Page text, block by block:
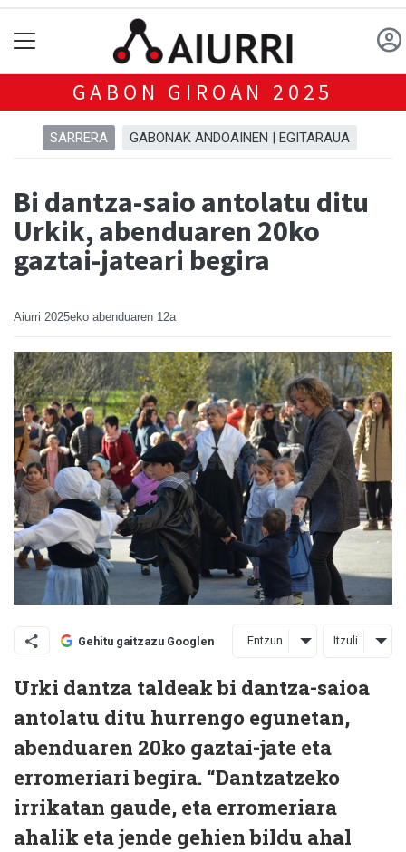
GABON GIROAN 2025
SARRERA GABONAK ANDOAINEN | EGITARAUA
Bi dantza-saio antolatu ditu
Urkik, abenduaren 20ko
gaztai-jateari begira
Aiurri 2025eko abenduaren 12a
Gehitu gaitzazu Googlen Entzun Itzuli
Urki dantza taldeak bi dantza-saioa
antolatu ditu hurrengo egunetan,
abenduaren 20ko gaztai-jate eta
erromeriari begira. “Dantzatzeko
irrikatan gaude, eta erromeriara
ahalik eta jende gehien bildu ahal